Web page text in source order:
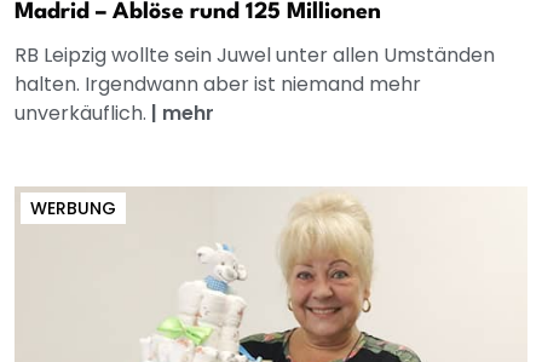
Madrid – Ablöse rund 125 Millionen
RB Leipzig wollte sein Juwel unter allen Umständen
halten. Irgendwann aber ist niemand mehr
unverkäuflich. | mehr
WERBUNG